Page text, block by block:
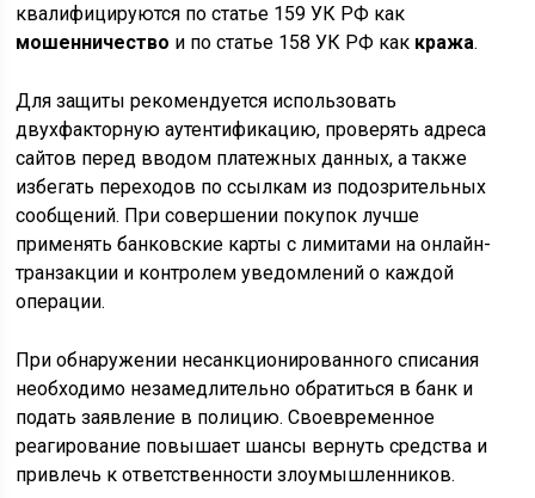
квалифицируются по статье 159 УК РФ как
мошенничество и по статье 158 УК РФ как кража.
Для защиты рекомендуется использовать
двухфакторную аутентификацию, проверять адреса
сайтов перед вводом платежных данных, а также
избегать переходов по ссылкам из подозрительных
сообщений. При совершении покупок лучше
применять банковские карты с лимитами на онлайн-
транзакции и контролем уведомлений о каждой
операции.
При обнаружении несанкционированного списания
необходимо незамедлительно обратиться в банк и
подать заявление в полицию. Своевременное
реагирование повышает шансы вернуть средства и
привлечь к ответственности злоумышленников.